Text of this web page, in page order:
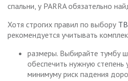
спальни, у PARRA обязательно
Хотя строгих правил по выбору
рекомендуется учитывать
размеры. Выбирайте тумбу
обеспечить нужную степень
минимуму риск падения